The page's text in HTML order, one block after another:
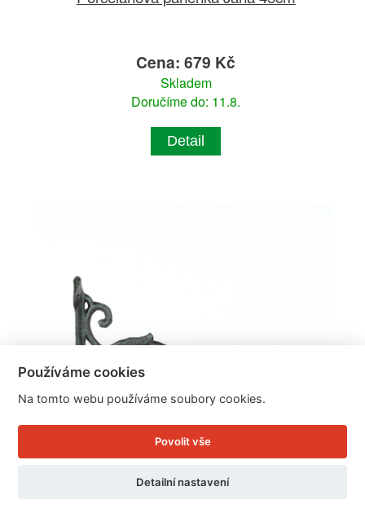
Cena: 679 Kč
Skladem
Doručíme do: 11.8.
Detail
Používáme cookies
Na tomto webu používáme soubory cookies.
Povolit vše
Detailní nastavení